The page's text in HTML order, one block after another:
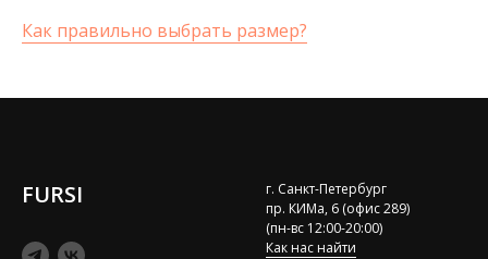
Как правильно выбрать размер?
FURSI
г. Санкт-Петербург
пр. КИМа, 6 (офис 289)
(пн-вс 12:00-20:00)
Как нас найти